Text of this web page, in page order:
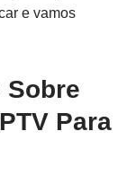
e vamos
Sobre
Para